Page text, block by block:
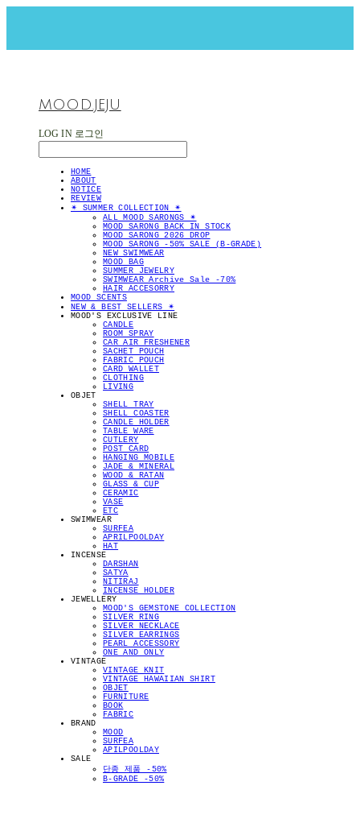
MOOD.JEJU
LOG IN 로그인
HOME
ABOUT
NOTICE
REVIEW
✴︎ SUMMER COLLECTION ✴︎
ALL MOOD SARONGS ✴︎
MOOD SARONG BACK IN STOCK
MOOD SARONG 2026 DROP
MOOD SARONG -50% SALE (B-GRADE)
NEW SWIMWEAR
MOOD BAG
SUMMER JEWELRY
SWIMWEAR Archive Sale -70%
HAIR ACCESORRY
MOOD SCENTS
NEW & BEST SELLERS ✴︎
MOOD'S EXCLUSIVE LINE
CANDLE
ROOM SPRAY
CAR AIR FRESHENER
SACHET POUCH
FABRIC POUCH
CARD WALLET
CLOTHING
LIVING
OBJET
SHELL TRAY
SHELL COASTER
CANDLE HOLDER
TABLE WARE
CUTLERY
POST CARD
HANGING MOBILE
JADE & MINERAL
WOOD & RATAN
GLASS & CUP
CERAMIC
VASE
ETC
SWIMWEAR
SURFEA
APRILPOOLDAY
HAT
INCENSE
DARSHAN
SATYA
NITIRAJ
INCENSE HOLDER
JEWELLERY
MOOD'S GEMSTONE COLLECTION
SILVER RING
SILVER NECKLACE
SILVER EARRINGS
PEARL ACCESSORY
ONE AND ONLY
VINTAGE
VINTAGE KNIT
VINTAGE HAWAIIAN SHIRT
OBJET
FURNITURE
BOOK
FABRIC
BRAND
MOOD
SURFEA
APILPOOLDAY
SALE
단종 제품 -50%
B-GRADE -50%